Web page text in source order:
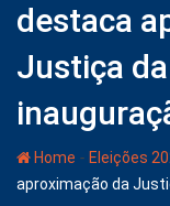
destaca
Justiça
Home - Eleições
aproximação da